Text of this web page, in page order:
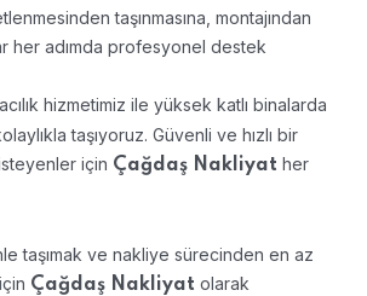
taşınmasına, montajından
her adımda profesyonel destek
hizmetimiz ile yüksek katlı binalarda
taşıyoruz. Güvenli ve hızlı bir
için Çağdaş Nakliyat her
taşımak ve nakliye sürecinden en az
Çağdaş Nakliyat olarak